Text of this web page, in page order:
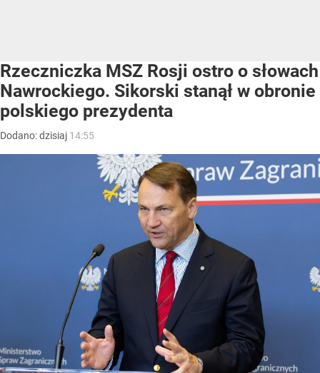
Rzeczniczka MSZ Rosji ostro o słowach
Nawrockiego. Sikorski stanął w obronie
polskiego prezydenta
Dodano:dzisiaj 14:55